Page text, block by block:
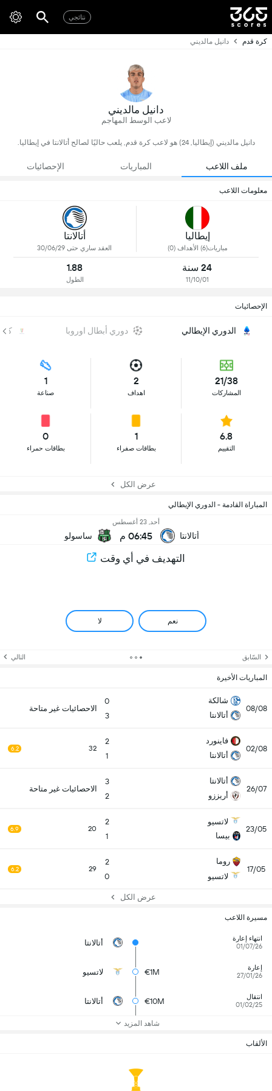
نتائجي
كرة قدم دانيل مالديني
دانيل مالديني
لاعب الوسط المهاجم
دانيل مالديني (إيطاليا, 24) هو لاعب كرة قدم, يلعب حاليًا لصالح أتالانتا في إيطاليا.
ملف اللاعب المباريات الإحصائيات
معلومات اللاعب
إيطاليا
مباريات(6) الأهداف (0)
أتالانتا
العقد ساري حتى 30/06/29
24 سنة
11/10/01
1.88
الطول
الإحصائيات
الدوري الإيطالي دوري أبطال اوروبا
21/38
المشاركات
2
اهداف
1
صناعة
6.8
التقييم
1
بطاقات صفراء
0
بطاقات حمراء
عرض الكل
المباراة القادمة - الدوري الإيطالي
أتالانتا
أحد, 23 أغسطس
06:45 م ساسولو
التهديف في أي وقت
نعم لا
السّابق التالي
المباريات الأخيرة
08/08
شالكة
أتالانتا
0
3
الاحصائيات غير متاحة
02/08
فاينورد
أتالانتا
2
1
32
6.2
26/07
أتالانتا
أريززو
3
2
الاحصائيات غير متاحة
23/05
لاتسيو
بيسا
2
1
20
6.9
17/05
روما
لاتسيو
2
0
29
6.2
عرض الكل
مسيرة اللاعب
انتهاء إعارة
01/07/26
أتالانتا
إعارة
27/01/26
€1M لاتسيو
انتقال
01/02/25
€10M أتالانتا
شاهد المزيد
الألقاب